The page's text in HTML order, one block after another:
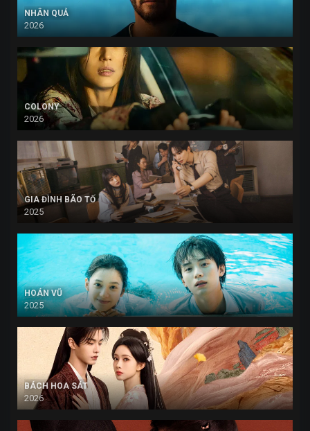
NHÂN QUẢ
2026
COLONY
2026
GIA ĐÌNH BÃO TỐ
2025
HOÁN VŨ
2025
BÁCH HOA SÁT
2026